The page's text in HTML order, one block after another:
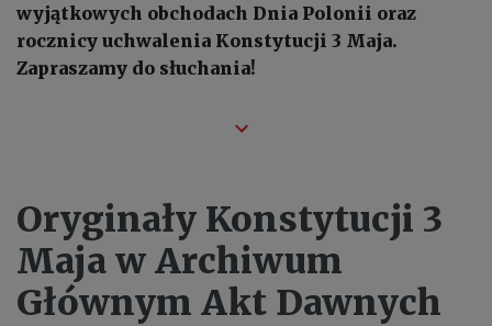
wyjątkowych obchodach Dnia Polonii oraz
rocznicy uchwalenia Konstytucji 3 Maja.
Zapraszamy do słuchania!
Oryginały Konstytucji 3
Maja w Archiwum
Głównym Akt Dawnych